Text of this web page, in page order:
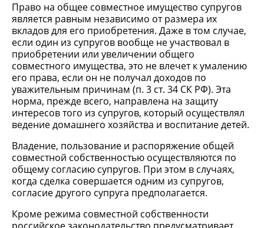
Право на общее совместное имущество супругов
является равным независимо от размера их
вкладов для его приобретения. Даже в том случае,
если один из супругов вообще не участвовал в
приобретении или увеличении общего
совместного имущества, это не влечет к умалению
его права, если он не получал доходов по
уважительным причинам (п. 3 ст. 34 СК РФ). Эта
норма, прежде всего, направлена на защиту
интересов того из супругов, который осуществлял
ведение домашнего хозяйства и воспитание детей.
Владение, пользование и распоряжение общей
совместной собственностью осуществляются по
общему согласию супругов. При этом в случаях,
когда сделка совершается одним из супругов,
согласие другого супруга предполагается.
Кроме режима совместной собственности